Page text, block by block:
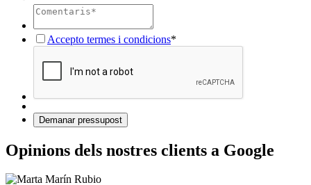
Accepto termes i condicions*
Opinions dels nostres clients a Google